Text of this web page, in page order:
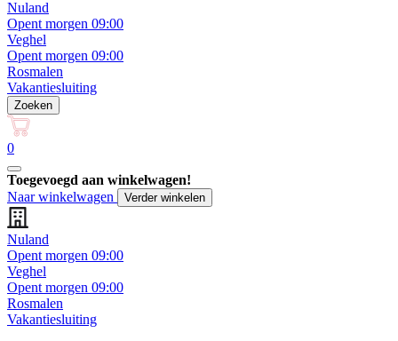
Nuland
Opent morgen 09:00
Veghel
Opent morgen 09:00
Rosmalen
Vakantiesluiting
Zoeken
0
Toegevoegd aan winkelwagen!
Naar winkelwagen
Verder winkelen
Nuland
Opent morgen 09:00
Veghel
Opent morgen 09:00
Rosmalen
Vakantiesluiting